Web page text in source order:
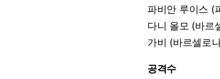
파비안 루이스 (
다니 올모 (바르
가비 (바르셀로
공격수